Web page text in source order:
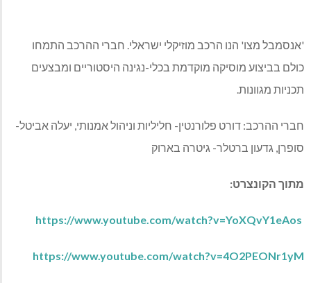
'אנסמבל מצו' הנו הרכב מוזיקלי ישראלי. חברי ההרכב התמחו
כולם בביצוע מוסיקה מוקדמת בכלי-נגינה היסטוריים ומבצעים
תכניות מגוונות.
חברי ההרכב: דורט פלורנטין- חליליות וניהול אמנותי, יעלה אביטל-
סופרן, גדעון ברטלר- גיטרה בארוק
מתוך הקונצרט:
https://www.youtube.com/watch?v=YoXQvY1eAos
https://www.youtube.com/watch?v=4O2PEONr1yM